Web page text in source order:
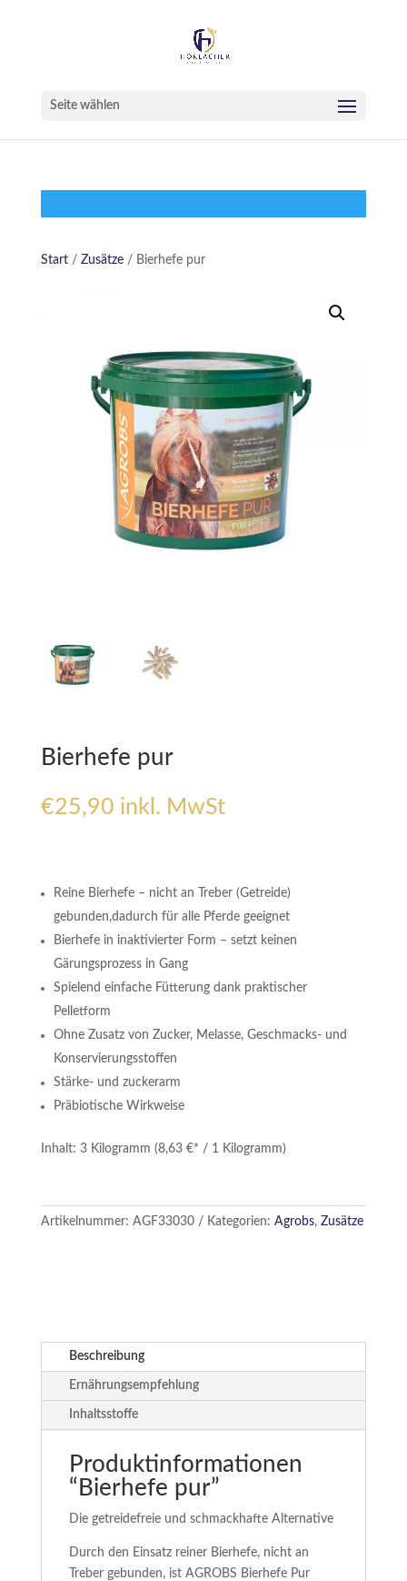
Seite wählen
Start/ Zusätze/ Bierhefe pur
Bierhefe pur
€25,90 inkl. MwSt
Reine Bierhefe – nicht an Treber (Getreide)
gebunden,dadurch für alle Pferde geeignet
Bierhefe in inaktivierter Form – setzt keinen
Gärungsprozess in Gang
Spielend einfache Fütterung dank praktischer
Pelletform
Ohne Zusatz von Zucker, Melasse, Geschmacks- und
Konservierungsstoffen
Stärke- und zuckerarm
Präbiotische Wirkweise
Inhalt: 3 Kilogramm (8,63 €* / 1 Kilogramm)
Artikelnummer: AGF33030 Kategorien: Agrobs, Zusätze
Beschreibung
Ernährungsempfehlung
Inhaltsstoffe
Produktinformationen
“Bierhefe pur”
Die getreidefreie und schmackhafte Alternative
Durch den Einsatz reiner Bierhefe, nicht an
Treber gebunden, ist AGROBS Bierhefe Pur